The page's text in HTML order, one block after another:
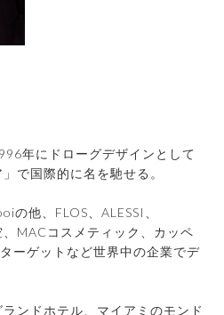
年にドローグデザインとして
で国際的に名を馳せる。
の他、FLOS、ALESSI、
MACコスメティック、カッペ
ーゲットなど世界中の企業でデ
ンドホテル、マイアミのモンド